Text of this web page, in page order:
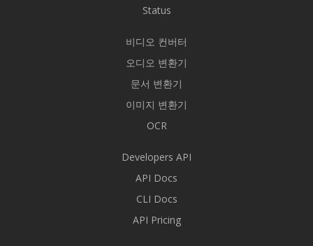
Status
비디오 컨버터
오디오 변환기
문서 변환기
이미지 변환기
OCR
Developers API
API Docs
CLI Docs
API Pricing